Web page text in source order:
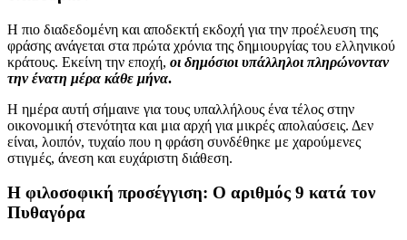
Η πιο διαδεδομένη και αποδεκτή εκδοχή για την προέλευση της
φράσης ανάγεται στα πρώτα χρόνια της δημιουργίας του ελληνικού
κράτους. Εκείνη την εποχή, οι δημόσιοι υπάλληλοι πληρώνονταν
την ένατη μέρα κάθε μήνα.
Η ημέρα αυτή σήμαινε για τους υπαλλήλους ένα τέλος στην
οικονομική στενότητα και μια αρχή για μικρές απολαύσεις. Δεν
είναι, λοιπόν, τυχαίο που η φράση συνδέθηκε με χαρούμενες
στιγμές, άνεση και ευχάριστη διάθεση.
Η φιλοσοφική προσέγγιση: Ο αριθμός 9 κατά τον
Πυθαγόρα